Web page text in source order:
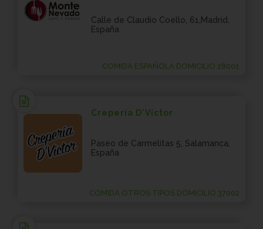
Calle de Claudio Coello, 61,Madrid,
España
COMIDA ESPAÑOLA DOMICILIO 28001
Crepería D'Víctor
Paseo de Carmelitas 5, Salamanca,
España
COMIDA OTROS TIPOS DOMICILIO 37002